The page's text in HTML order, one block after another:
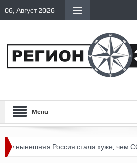
06, Август 2026
Menu
Россия стала хуже, чем СССР?